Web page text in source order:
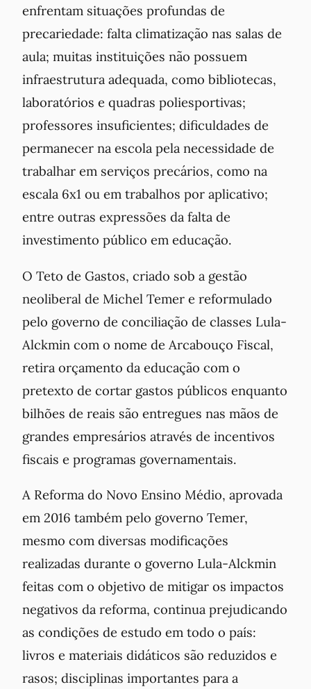
enfrentam situações profundas de
precariedade: falta climatização nas salas de
aula; muitas instituições não possuem
infraestrutura adequada, como bibliotecas,
laboratórios e quadras poliesportivas;
professores insuficientes; dificuldades de
permanecer na escola pela necessidade de
trabalhar em serviços precários, como na
escala 6x1 ou em trabalhos por aplicativo;
entre outras expressões da falta de
investimento público em educação.
O Teto de Gastos, criado sob a gestão
neoliberal de Michel Temer e reformulado
pelo governo de conciliação de classes Lula-
Alckmin com o nome de Arcabouço Fiscal,
retira orçamento da educação com o
pretexto de cortar gastos públicos enquanto
bilhões de reais são entregues nas mãos de
grandes empresários através de incentivos
fiscais e programas governamentais.
A Reforma do Novo Ensino Médio, aprovada
em 2016 também pelo governo Temer,
mesmo com diversas modificações
realizadas durante o governo Lula-Alckmin
feitas com o objetivo de mitigar os impactos
negativos da reforma, continua prejudicando
as condições de estudo em todo o país:
livros e materiais didáticos são reduzidos e
rasos; disciplinas importantes para a